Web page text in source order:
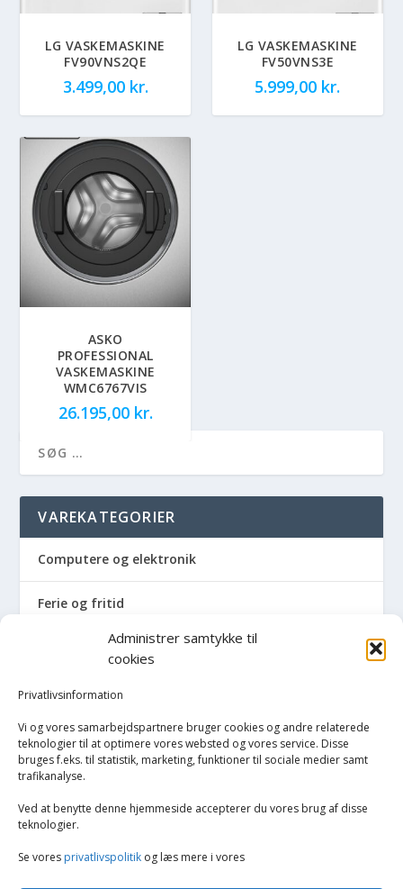
Administrer samtykke til
cookies
Privatlivsinformation
Vi og vores samarbejdspartnere bruger cookies og andre relaterede
teknologier til at optimere vores websted og vores service. Disse
bruges f.eks. til statistik, marketing, funktioner til sociale medier samt
trafikanalyse.
Ved at benytte denne hjemmeside accepterer du vores brug af disse
teknologier.
Se vores privatlivspolitik og læs mere i vores
LG VASKEMASKINE
FV90VNS2QE
3.499,00 kr.
LG VASKEMASKINE
FV50VNS3E
5.999,00 kr.
ASKO
PROFESSIONAL
VASKEMASKINE
WMC6767VIS
26.195,00 kr.
VAREKATEGORIER
Computere og elektronik
Ferie og fritid
Hus og have
Havemaskiner
Hvidevarer
Køkken
Opvarmning
Biopejs